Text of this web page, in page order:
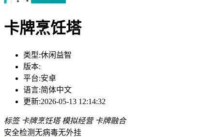
卡牌烹饪塔
类型:休闲益智
版本:
平台:安卓
语言:简体中文
更新:2026-05-13 12:14:32
标签 卡牌烹饪塔 模拟经营 卡牌融合
安全检测无病毒无外挂